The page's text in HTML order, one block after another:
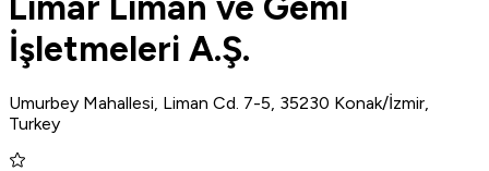
İşletmeleri A.Ş.
Umurbey Mahallesi, Liman Cd. 7-5, 35230 Konak/İzmir,
Turkey